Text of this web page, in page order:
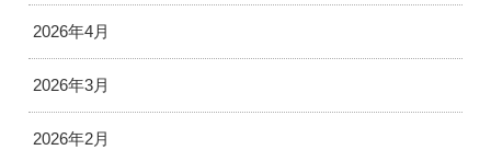
2026年4月
2026年3月
2026年2月